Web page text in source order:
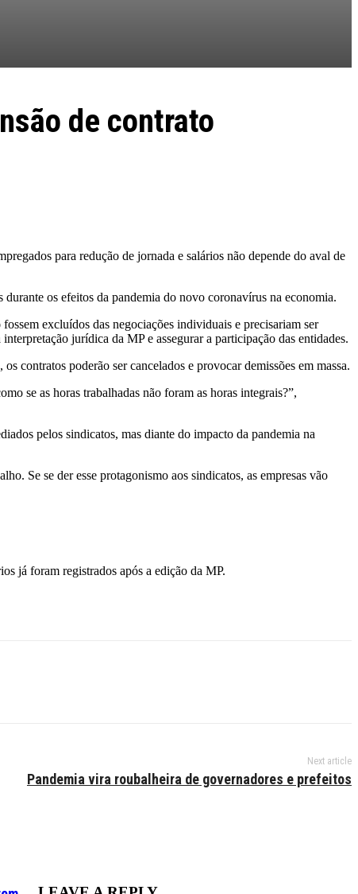
de contrato
para redução de jornada e salários não depende do aval de
os efeitos da pandemia do novo coronavírus na economia.
excluídos das negociações individuais e precisariam ser
jurídica da MP e assegurar a participação das entidades.
contratos poderão ser cancelados e provocar demissões em massa.
se as horas trabalhadas não foram as horas integrais?”,
pelos sindicatos, mas diante do impacto da pandemia na
Se se der esse protagonismo aos sindicatos, as empresas vão
já foram registrados após a edição da MP.
Next article
Pandemia vira roubalheira de governadores e prefeitos